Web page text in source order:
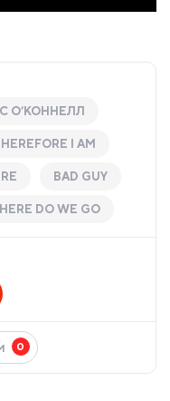
О’КОННЕЛЛ
I AM
BAD GUY
DO WE GO
0